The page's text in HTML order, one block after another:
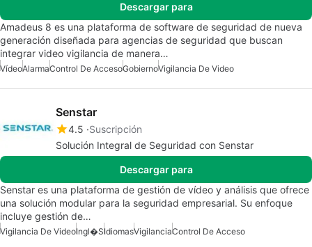
Descargar para
Amadeus 8 es una plataforma de software de seguridad de nueva
generación diseñada para agencias de seguridad que buscan
integrar video vigilancia de manera…
VídeoAlarmaControl De AccesoGobiernoVigilancia De Video
Senstar
4.5 Suscripción
Solución Integral de Seguridad con Senstar
Descargar para
Senstar es una plataforma de gestión de vídeo y análisis que ofrece
una solución modular para la seguridad empresarial. Su enfoque
incluye gestión de…
Vigilancia De VideoIngl�sIdiomasVigilanciaControl De Acceso